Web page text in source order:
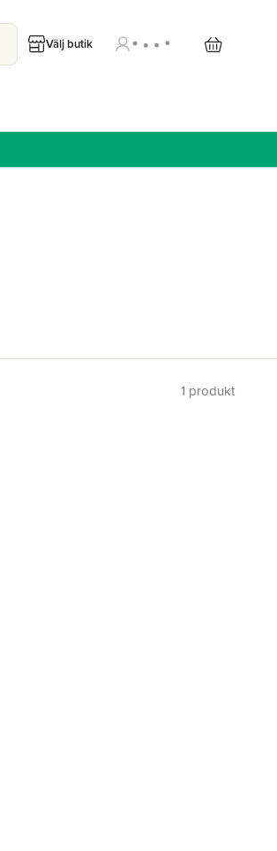
Välj butik
1 produkt